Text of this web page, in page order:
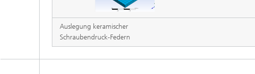
Auslegung keramischer
Schraubendruck-Federn